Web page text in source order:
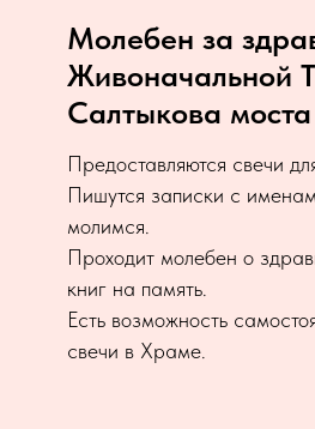
Молебен за
Живоначальной
Салтыкова моста
Предоставляются свечи
Пишутся записки с
молимся.
Проходит молебен о
книг на память.
Есть возможность
свечи в Храме.